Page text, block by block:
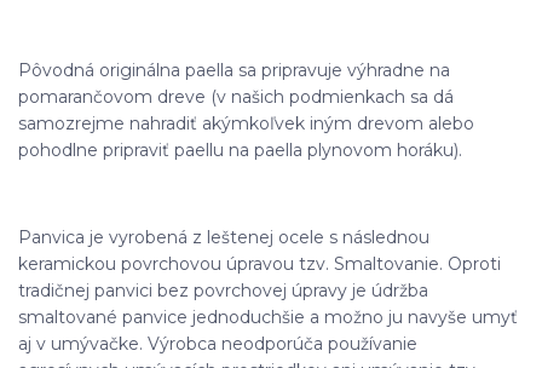
Pôvodná originálna paella sa pripravuje výhradne na
pomarančovom dreve (v našich podmienkach sa dá
samozrejme nahradiť akýmkoľvek iným drevom alebo
pohodlne pripraviť paellu na paella plynovom horáku).
Panvica je vyrobená z leštenej ocele s následnou
keramickou povrchovou úpravou tzv. Smaltovanie. Oproti
tradičnej panvici bez povrchovej úpravy je údržba
smaltované panvice jednoduchšie a možno ju navyše umyť
aj v umývačke. Výrobca neodporúča používanie